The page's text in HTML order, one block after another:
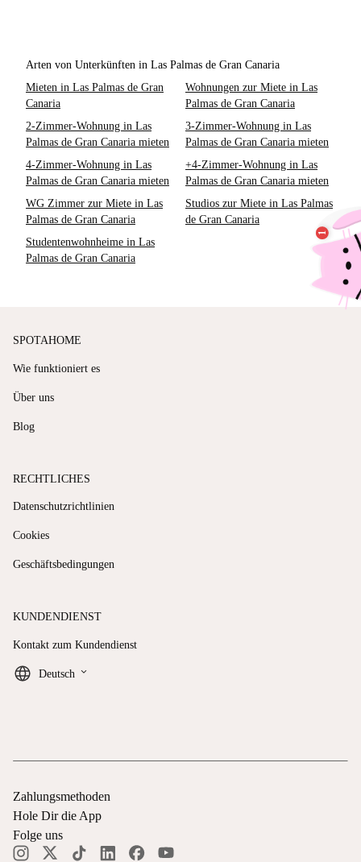
Arten von Unterkünften in Las Palmas de Gran Canaria
Mieten in Las Palmas de Gran
Canaria
Wohnungen zur Miete in Las
Palmas de Gran Canaria
2-Zimmer-Wohnung in Las
Palmas de Gran Canaria mieten
3-Zimmer-Wohnung in Las
Palmas de Gran Canaria mieten
4-Zimmer-Wohnung in Las
Palmas de Gran Canaria mieten
+4-Zimmer-Wohnung in Las
Palmas de Gran Canaria mieten
WG Zimmer zur Miete in Las
Palmas de Gran Canaria
Studios zur Miete in Las Palmas
de Gran Canaria
Studentenwohnheime in Las
Palmas de Gran Canaria
SPOTAHOME
Wie funktioniert es
Über uns
Blog
RECHTLICHES
Datenschutzrichtlinien
Cookies
Geschäftsbedingungen
KUNDENDIENST
Kontakt zum Kundendienst
Deutsch keyboard_arrow_down
Zahlungsmethoden
Hole Dir die App
Folge uns